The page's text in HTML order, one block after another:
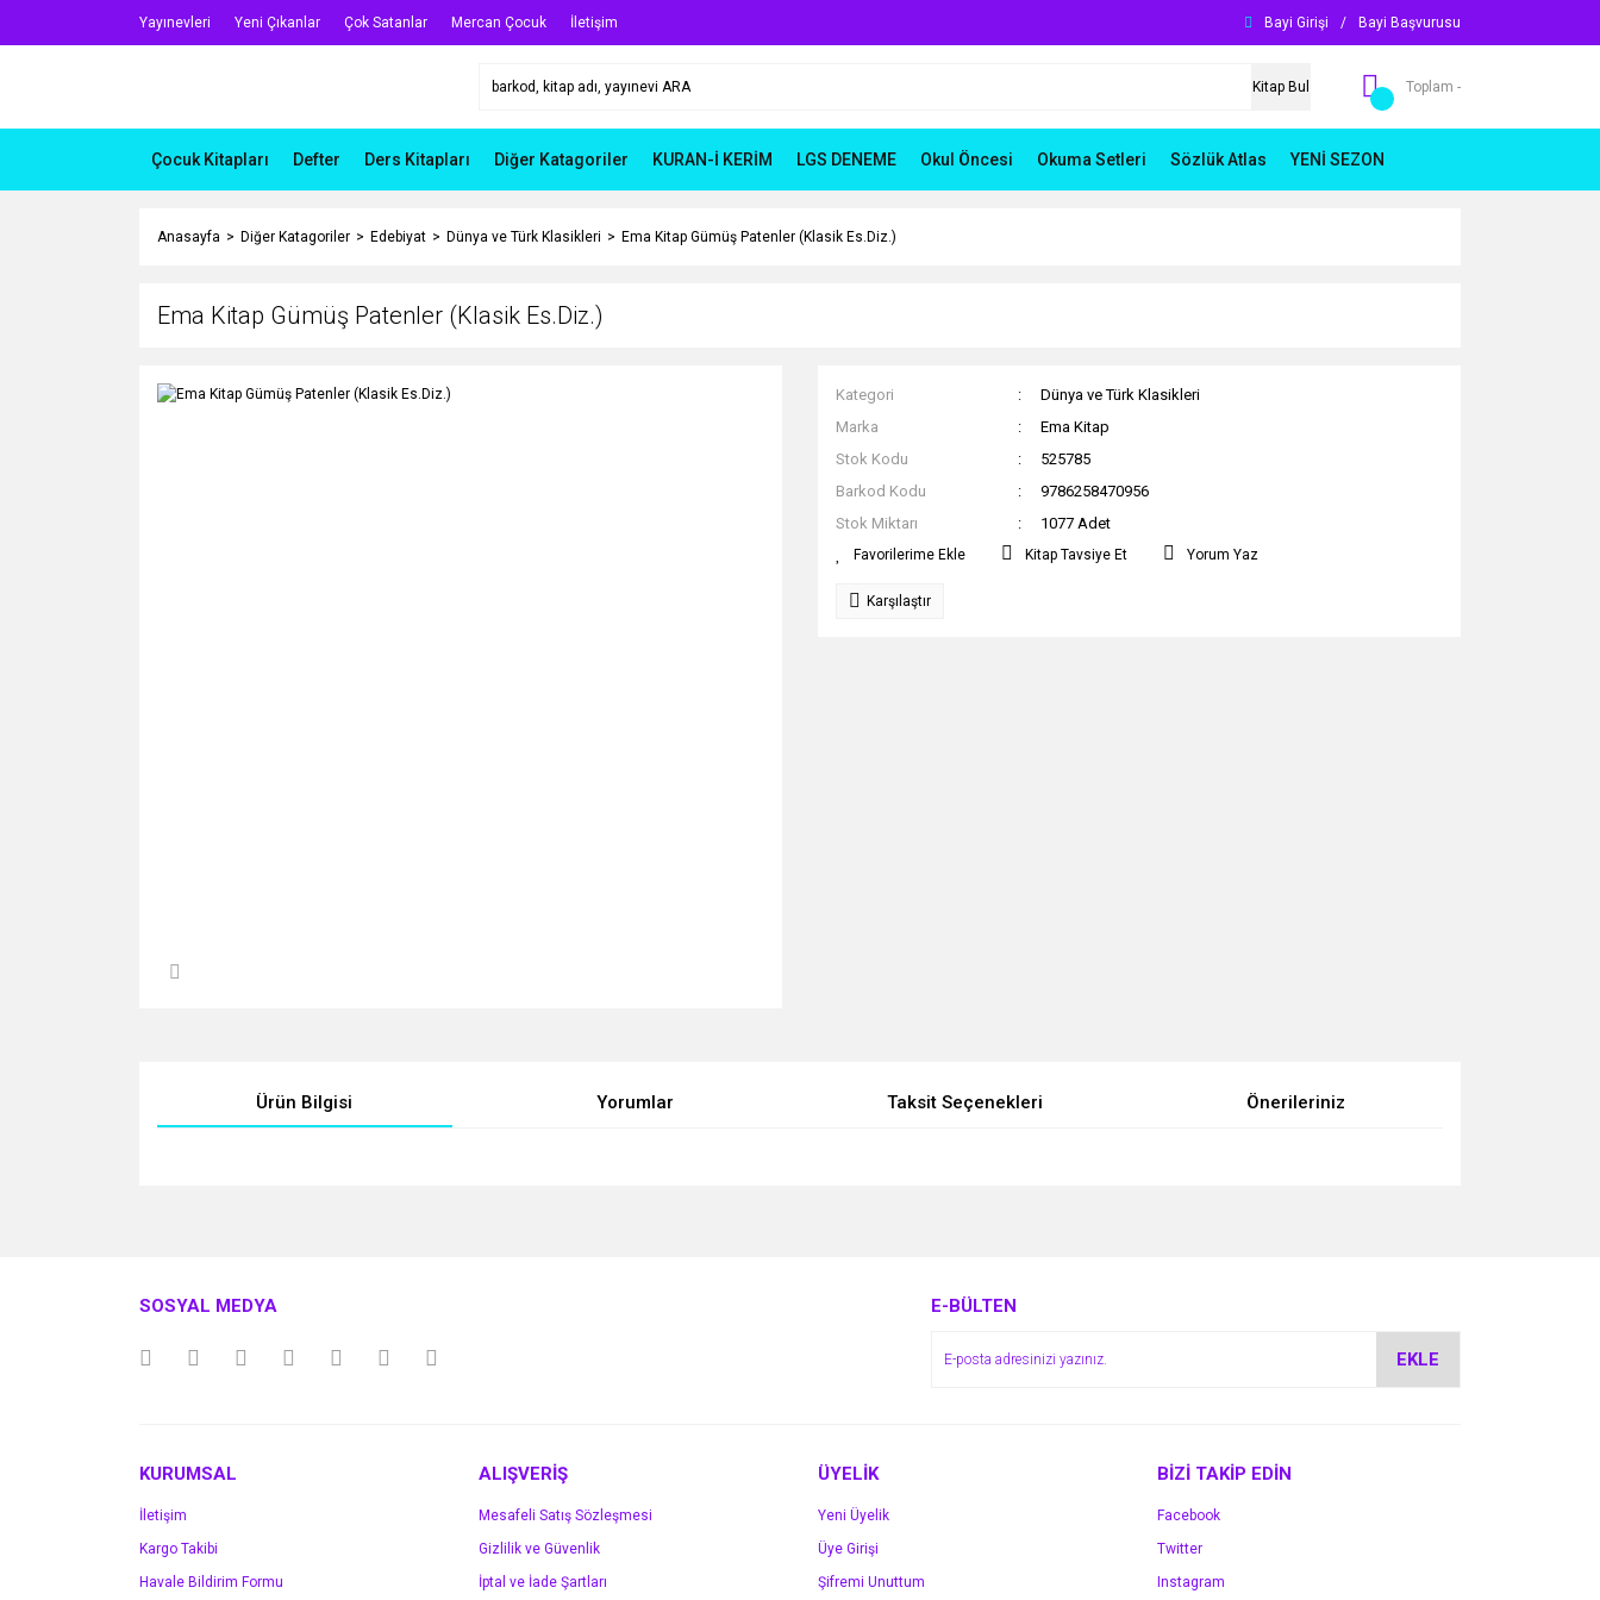
Yayınevleri Yeni Çıkanlar Çok Satanlar Mercan Çocuk İletişim Bayi Girişi / Bayi Başvurusu
Kitap Bul Toplam -
Çocuk Kitapları Defter Ders Kitapları Diğer Katagoriler KURAN-İ KERİM LGS DENEME Okul Öncesi Okuma Setleri Sözlük Atlas YENİ SEZON
Anasayfa Diğer Katagoriler Edebiyat Dünya ve Türk Klasikleri Ema Kitap Gümüş Patenler (Klasik Es.Diz.)
Ema Kitap Gümüş Patenler (Klasik Es.Diz.)
Kategori
Dünya ve Türk Klasikleri
Marka
Ema Kitap
Stok Kodu
525785
Barkod Kodu
9786258470956
Stok Miktarı
1077 Adet
Kitap Tavsiye Et Yorum Yaz
Karşılaştır
Ürün Bilgisi Yorumlar Taksit Seçenekleri Önerileriniz
Ürün açıklamasında eksik bilgiler bulunuyor.
SOSYAL MEDYA E-BÜLTEN
EKLE
KURUMSAL
İletişim
Kargo Takibi
Havale Bildirim Formu
ALIŞVERİŞ
Mesafeli Satış Sözleşmesi
Gizlilik ve Güvenlik
İptal ve İade Şartları
ÜYELİK
Yeni Üyelik
Üye Girişi
Şifremi Unuttum
BİZİ TAKİP EDİN
Facebook
Twitter
Instagram